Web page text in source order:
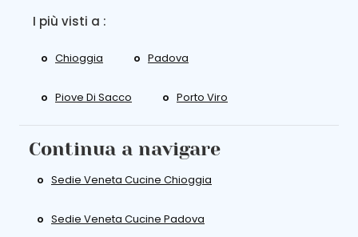
I più visti a :
Chioggia Padova
Piove Di Sacco Porto Viro
Continua a navigare
Sedie Veneta Cucine Chioggia
Sedie Veneta Cucine Padova